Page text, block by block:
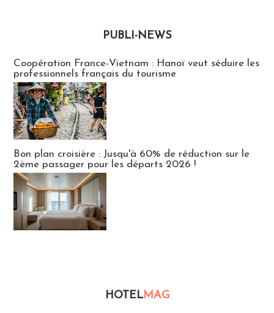
PUBLI-NEWS
Coopération France-Vietnam : Hanoï veut séduire les
professionnels français du tourisme
Bon plan croisière : Jusqu'à 60% de réduction sur le
2ème passager pour les départs 2026 !
HOTELMAG